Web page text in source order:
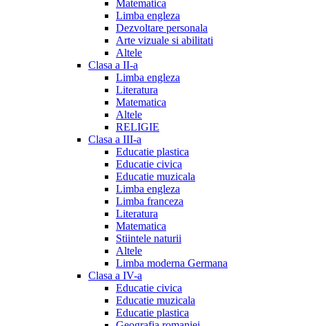
Matematica
Limba engleza
Dezvoltare personala
Arte vizuale si abilitati
Altele
Clasa a II-a
Limba engleza
Literatura
Matematica
Altele
RELIGIE
Clasa a III-a
Educatie plastica
Educatie civica
Educatie muzicala
Limba engleza
Limba franceza
Literatura
Matematica
Stiintele naturii
Altele
Limba moderna Germana
Clasa a IV-a
Educatie civica
Educatie muzicala
Educatie plastica